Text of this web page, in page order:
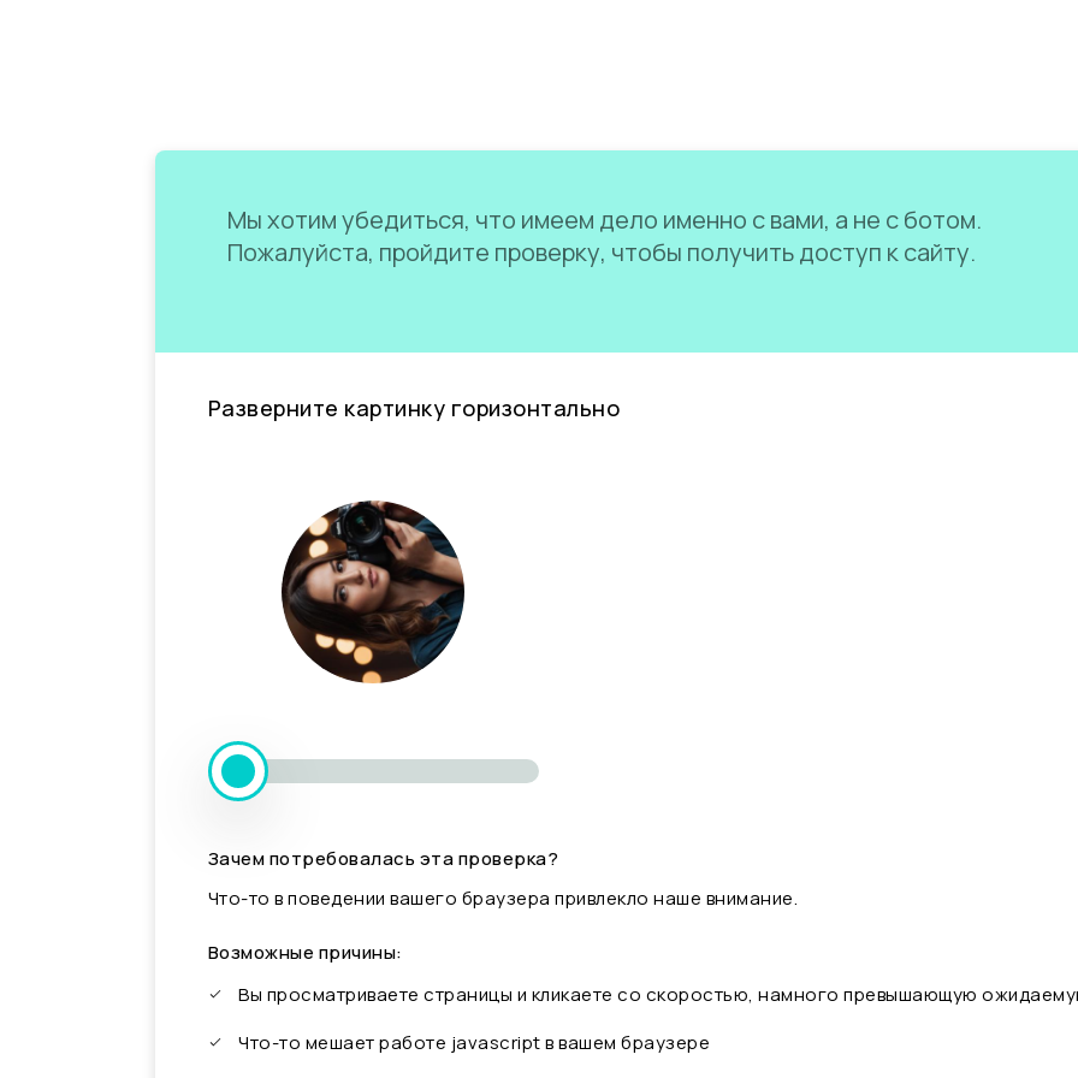
Мы хотим убедиться, что имеем дело именно с вами, а не с ботом.
Пожалуйста, пройдите проверку, чтобы получить доступ к сайту.
Разверните картинку горизонтально
Зачем потребовалась эта проверка?
Что-то в поведении вашего браузера привлекло наше внимание.
Возможные причины:
Вы просматриваете страницы и кликаете со скоростью, намного превышающую
Что-то мешает работе javascript в вашем браузере